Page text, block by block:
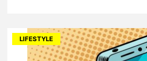
LIFESTYLE